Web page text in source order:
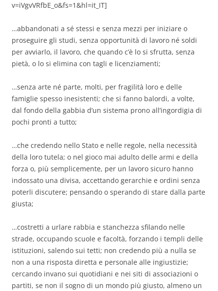
v=iVgvVRfbE_o&fs=1&hl=it_IT]
…abbandonati a sé stessi e senza mezzi per iniziare o
proseguire gli studi, senza opportunità di lavoro né soldi
per avviarlo, il lavoro, che quando c’è lo si sfrutta, senza
pietà, o lo si elimina con tagli e licenziamenti;
…senza arte né parte, molti, per fragilità loro e delle
famiglie spesso inesistenti; che si fanno balordi, a volte,
dal fondo della gabbia d’un sistema prono all’ingordigia di
pochi pronti a tutto;
…che credendo nello Stato e nelle regole, nella necessità
della loro tutela; o nel gioco mai adulto delle armi e della
forza o, più semplicemente, per un lavoro sicuro hanno
indossato una divisa, accettando gerarchie e ordini senza
poterli discutere; pensando o sperando di stare dalla parte
giusta;
…costretti a urlare rabbia e stanchezza sfilando nelle
strade, occupando scuole e facoltà, forzando i templi delle
istituzioni, salendo sui tetti; non credendo più a nulla se
non a una risposta diretta e personale alle ingiustizie;
cercando invano sui quotidiani e nei siti di associazioni o
partiti, se non il sogno di un mondo più giusto, almeno un